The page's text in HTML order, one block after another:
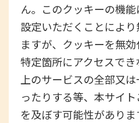
ん。このクッキーの機
設定いただくことによ
ますが、クッキーを無
特定箇所にアクセスで
上のサービスの全部又
ったりする等、本サイ
を及ぼす可能性があり